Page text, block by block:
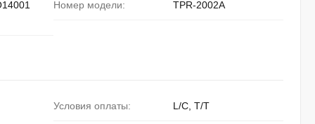
Номер модели: TPR-2002A
Условия оплаты: L/C, T/T